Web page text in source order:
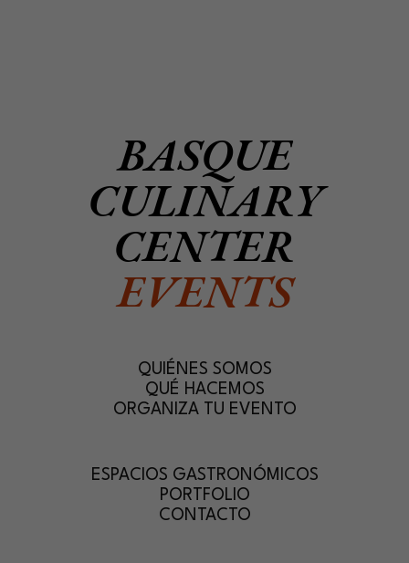
BASQUE
CULINARY
CENTER
EVENTS
QUIÉNES SOMOS
QUÉ HACEMOS
ORGANIZA TU EVENTO
ESPACIOS GASTRONÓMICOS
PORTFOLIO
CONTACTO